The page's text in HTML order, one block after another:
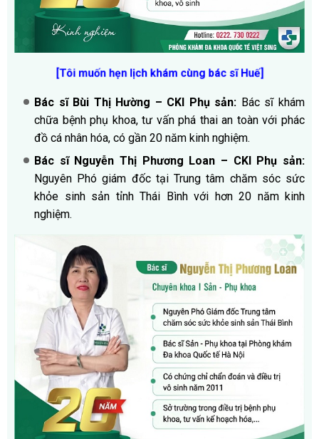
[Tôi muốn hẹn lịch khám cùng bác sĩ Huế]
Bác sĩ Bùi Thị Hường – CKI Phụ sản: Bác sĩ khám
chữa bệnh phụ khoa, tư vấn phá thai an toàn với phác
đồ cá nhân hóa, có gần 20 năm kinh nghiệm.
Bác sĩ Nguyễn Thị Phương Loan – CKI Phụ sản:
Nguyên Phó giám đốc tại Trung tâm chăm sóc sức
khỏe sinh sản tỉnh Thái Bình với hơn 20 năm kinh
nghiệm.